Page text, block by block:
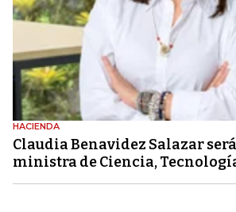
HACIENDA
Claudia Benavidez Salazar
ministra de Ciencia,